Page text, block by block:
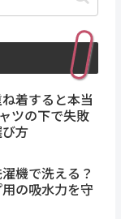
着すると本当
ツの下で失敗
方
機で洗える？
の吸水力を守